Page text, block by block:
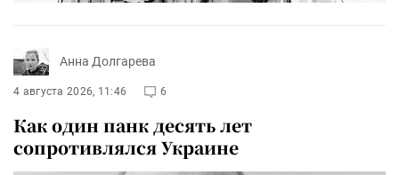
Анна Долгарева
4 августа 2026, 11:46 6
Как один панк десять лет
сопротивлялся Украине